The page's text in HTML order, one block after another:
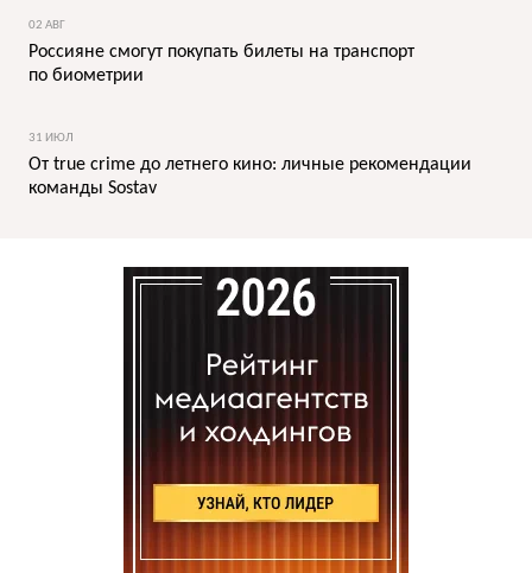
02 АВГ
Россияне смогут покупать билеты на транспорт
по биометрии
31 ИЮЛ
От true crime до летнего кино: личные рекомендации
команды Sostav